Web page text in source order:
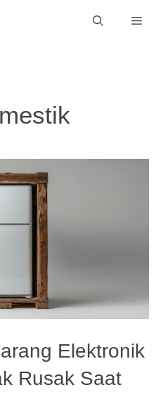
Elektronik
Rusak Saat